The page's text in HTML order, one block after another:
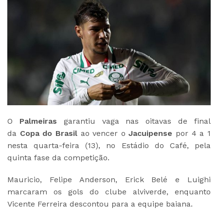
O Palmeiras garantiu vaga nas oitavas de final
da Copa do Brasilao vencer oJacuipense por 4 a 1
nesta quarta-feira (13), no Estádio do Café, pela
quinta fase da competição.
Mauricio, Felipe Anderson, Erick Belé e Luighi
marcaram os gols do clube alviverde, enquanto
Vicente Ferreira descontou para a equipe baiana.